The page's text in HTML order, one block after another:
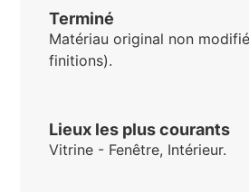
Terminé
Matériau original non
finitions).
Lieux les plus courants
Vitrine - Fenêtre, Intérieur.